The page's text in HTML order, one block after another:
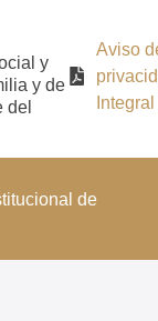
y
y de
del
Aviso
Integral
de